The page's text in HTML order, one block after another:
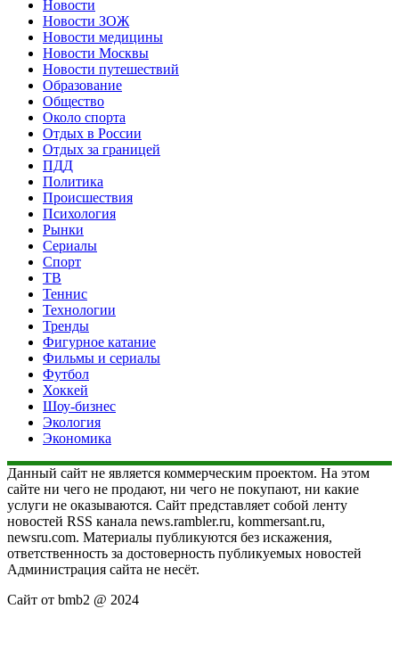
Новости
Новости ЗОЖ
Новости медицины
Новости Москвы
Новости путешествий
Образование
Общество
Около спорта
Отдых в России
Отдых за границей
ПДД
Политика
Происшествия
Психология
Рынки
Сериалы
Спорт
ТВ
Теннис
Технологии
Тренды
Фигурное катание
Фильмы и сериалы
Футбол
Хоккей
Шоу-бизнес
Экология
Экономика
Данный сайт не является коммерческим проектом. На этом
сайте ни чего не продают, ни чего не покупают, ни какие
услуги не оказываются. Сайт представляет собой ленту
новостей RSS канала news.rambler.ru, kommersant.ru,
newsru.com. Материалы публикуются без искажения,
ответственность за достоверность публикуемых новостей
Администрация сайта не несёт.
Сайт от bmb2 @ 2024